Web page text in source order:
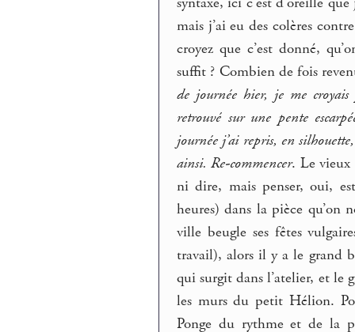
mais j’ai eu des colères
croyez que c’est donné,
suffit ? Combien de fois
de journée hier, je me
retrouvé sur une pente
journée j’ai repris, en
ainsi. Re-commencer. Le vieux
ni dire, mais penser, oui,
heures) dans la pièce
ville beugle ses fêtes
travail), alors il y a le grand
qui surgit dans l’atelier, et le
les murs du petit Hélion.
Ponge du rythme et de la